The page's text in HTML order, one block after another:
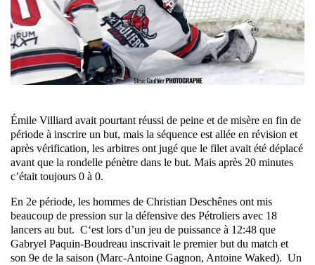
Émile Villiard avait pourtant réussi de peine et de misère en fin de
période à inscrire un but, mais la séquence est allée en révision et
après vérification, les arbitres ont jugé que le filet avait été déplacé
avant que la rondelle pénètre dans le but. Mais après 20 minutes
c’était toujours 0 à 0.
En 2e période, les hommes de Christian Deschênes ont mis
beaucoup de pression sur la défensive des Pétroliers avec 18
lancers au but. C‘est lors d’un jeu de puissance à 12:48 que
Gabryel Paquin-Boudreau inscrivait le premier but du match et
son 9e de la saison (Marc-Antoine Gagnon, Antoine Waked). Un